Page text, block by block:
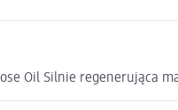
Oil Silnie regenerująca